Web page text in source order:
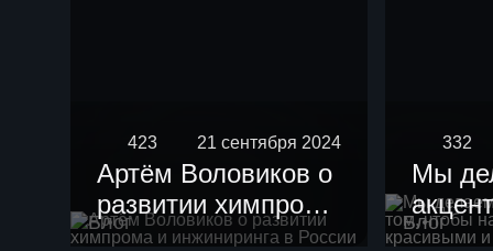
Блог
423 21 сентября 2024
Артём Воловиков о
развитии химпрома
и инжиниринга в
Блог
332
Мы